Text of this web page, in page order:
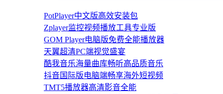
PotPlayer中文版高效安装包
Zplayer监控视频播放工具专业版
GOM Player电脑版免费全能播放器
天翼超清PC端视觉盛宴
酷我音乐海量曲库畅听高品质音乐
抖音国际版电脑端畅享海外短视频
TMT5播放器高清影音全能